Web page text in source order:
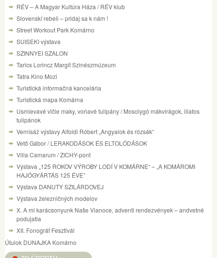
RÉV – A Magyar Kultúra Háza / RÉV klub
Slovenskí rebeli – pridaj sa k nám !
Street Workout Park Komárno
SUISEKI výstava
SZINNYEI SZALON
Tarics Lorincz Margit Szinészmúzeum
Tatra Kino Mozi
Turistická informačná kancelária
Turistická mapa Komárna
Usmievavé vlčie maky, voňavé tulipány / Mosolygó mákvirágok, illatos
tulipánok
Vernisáž výstavy Alfoldi Róbert „Angyalok és rózsák“
Vető Gábor / LERAKODÁSOK ÉS ELTOLÓDÁSOK
Villa Camarum / ZICHY-pont
Výstava „125 ROKOV VÝROBY LODÍ V KOMÁRNE“ – „A KOMÁROMI
HAJÓGYÁRTÁS 125 ÉVE”
Výstava DANUTY SZILÁRDOVEJ
Výstava železničných modelov
X. A mi karácsonyunk Naše Vianoce, adventi rendezvények – andvetné
podujatia
XII. Fonográf Fesztivál
Útulok DUNAJKA Komárno